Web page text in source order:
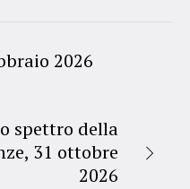
2026
spettro della
31 ottobre
2026